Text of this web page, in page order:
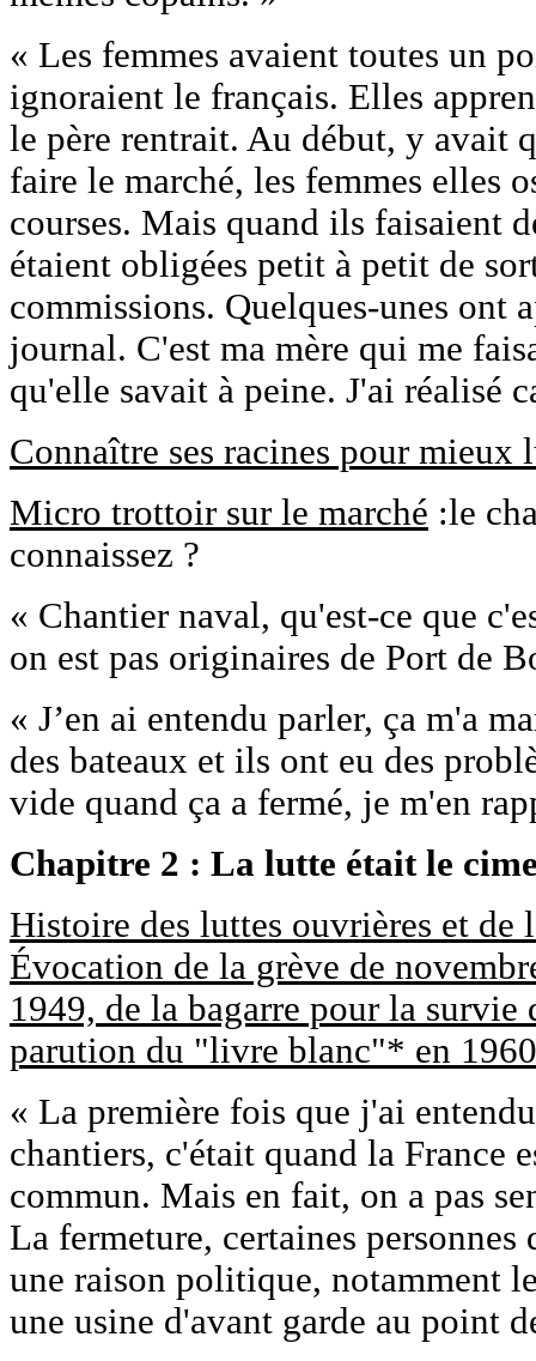
« Les femmes avaient toutes un
ignoraient le français. Elles
le père rentrait. Au début, y avait
faire le marché, les femmes elles
courses. Mais quand ils faisaient
étaient obligées petit à petit de
commissions. Quelques-unes ont
journal. C'est ma mère qui me
qu'elle savait à peine. J'ai réalisé
Connaître ses racines pour mieux
Micro trottoir sur le marché :le
connaissez ?
« Chantier naval, qu'est-ce que
on est pas originaires de Port de
« J’en ai entendu parler, ça m'a
des bateaux et ils ont eu des
vide quand ça a fermé, je m'en
Chapitre 2 : La lutte était le
Histoire des luttes ouvrières et de
Évocation de la grève de
1949, de la bagarre pour la survie
parution du "livre blanc"* en
« La première fois que j'ai
chantiers, c'était quand la France
commun. Mais en fait, on a pas
La fermeture, certaines
une raison politique, notamment
une usine d'avant garde au point